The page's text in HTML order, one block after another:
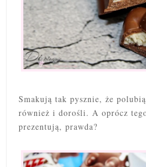
Smakują tak pysznie, że
również i dorośli. A oprócz
prezentują, prawda?